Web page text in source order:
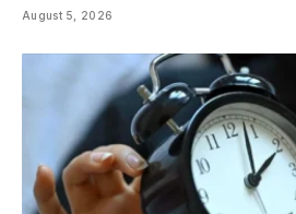
August 5, 2026